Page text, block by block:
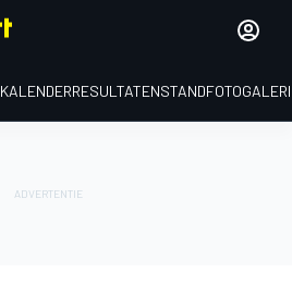
KALENDERRESULTATENSTAND